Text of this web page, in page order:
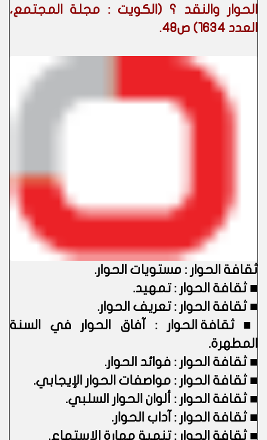
الحوار والنقد ؟ (الكويت : مجلة المجتمع،
العدد 1634) ص48.
ثقافة الحوار : مستويات الحوار.
■ثقافة الحوار : تمهيد.
■ثقافة الحوار : تعريف الحوار.
■ثقافة الحوار : آفاق الحوار في السنة
المطهرة.
■ثقافة الحوار : فوائد الحوار.
■ثقافة الحوار : مواصفات الحوار الإيجابي.
■ثقافة الحوار : ألوان الحوار السلبي.
■ثقافة الحوار : آداب الحوار.
■ثقافة الحوار : تنمية مهارة الاستماع.